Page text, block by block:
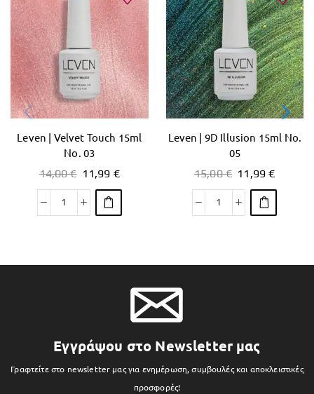
Leven | Velvet Touch 15ml
No. 03
14,00€ 11,99 €
Leven | 9D Illusion 15ml No.
05
15,00€ 11,99€
Εγγράψου στο Newsletter μας
Γραφτείτε στο newsletter μας για ενημέρωση, συμβουλές και αποκλειστικές
προσφορές!